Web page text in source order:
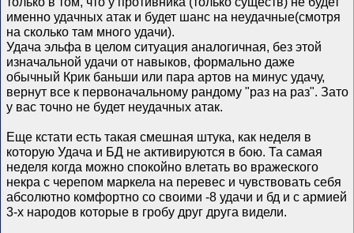
именно удачных атак и будет шанс на неудачные(смотря
на сколько там много удачи).
Удача эльфа в целом ситуация аналогичная, без этой
изначальной удачи от навыков, формально даже
обычный Крик баньши или пара артов на минус удачу,
вернут все к первоначальному рандому "раз на раз". Зато
у вас точно не будет неудачных атак.
Еще кстати есть такая смешная штука, как неделя в
которую Удача и БД не активируются в бою. Та самая
неделя когда можно спокойно влетать во вражеского
некра с черепом маркела на перевес и чувствовать себя
абсолютно комфортно со своими -8 удачи и бд и с армией
3-х народов которые в гробу друг друга видели.